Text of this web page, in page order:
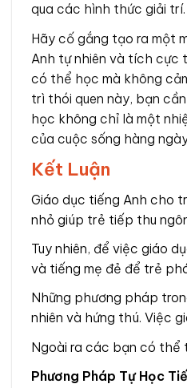
qua các hình thức giải trí.
Hãy cố gắng tạo ra một
Anh tự nhiên và tích cực
có thể học mà không
trì thói quen này, bạn
học không chỉ là một
của cuộc sống hàng
Kết Luận
Giáo dục tiếng Anh cho
nhỏ giúp trẻ tiếp thu
Tuy nhiên, để việc giáo
và tiếng mẹ đẻ để trẻ
Những phương pháp
nhiên và hứng thú. Việc
Ngoài ra các bạn có thể
Phương Pháp Tự Học